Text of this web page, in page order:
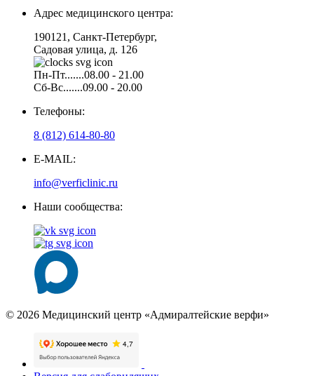
Адрес медицинского центра:
190121, Санкт-Петербург,
Садовая улица, д. 126
Пн-Пт.......08.00 - 21.00
Сб-Вс.......09.00 - 20.00
Телефоны:
8 (812) 614-80-80
E-MAIL:
info@verficlinic.ru
Наши сообщества:
© 2026 Медицинский центр «Адмиралтейские верфи»